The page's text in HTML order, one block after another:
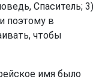
Спаситель; 3)
поэтому в
чтобы
имя было